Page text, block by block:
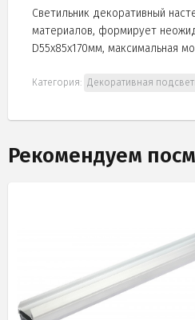
Светильник декоративный
материалов, формирует
D55х85x170мм, максимальная
Категория: Декоративная
Рекомендуем